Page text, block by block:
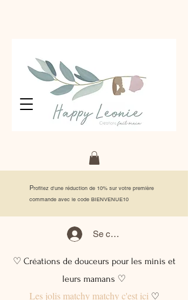
Profitez d'une réduction de 10% sur votre première
commande avec le code BIENVENUE10
Se connecter
♡ Créations de douceurs pour les minis et
leurs mamans ♡
Les jolis matchy matchy c'est ici♡